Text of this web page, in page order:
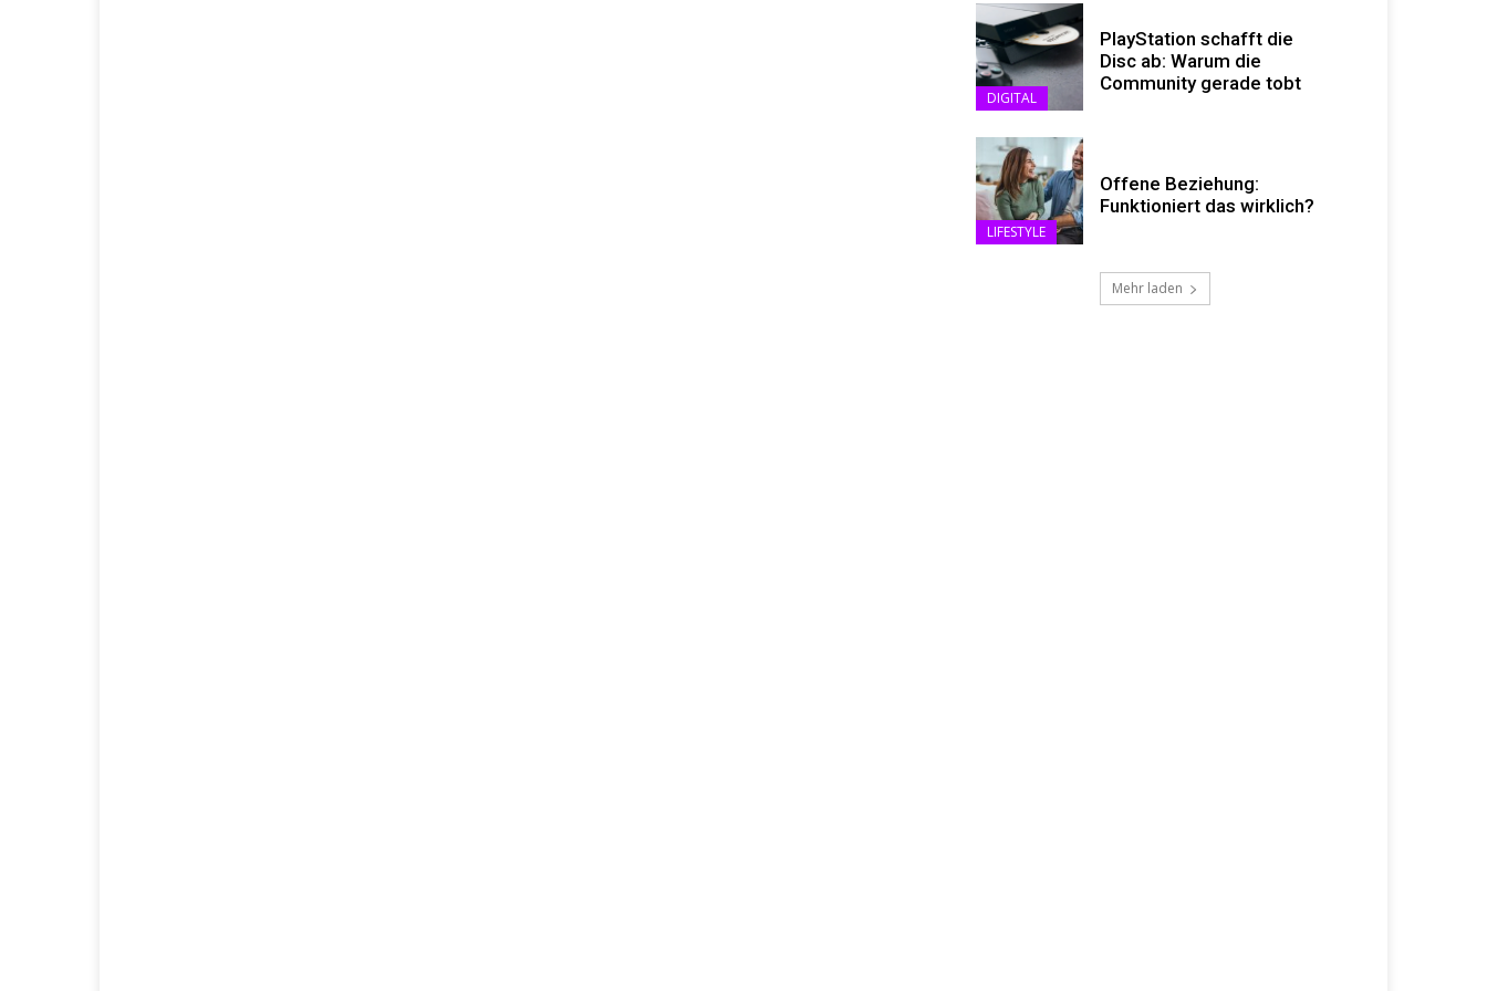
DIGITAL
PlayStation schafft die
Disc ab: Warum die
Community gerade tobt
LIFESTYLE
Offene Beziehung:
Funktioniert das wirklich?
Mehr laden